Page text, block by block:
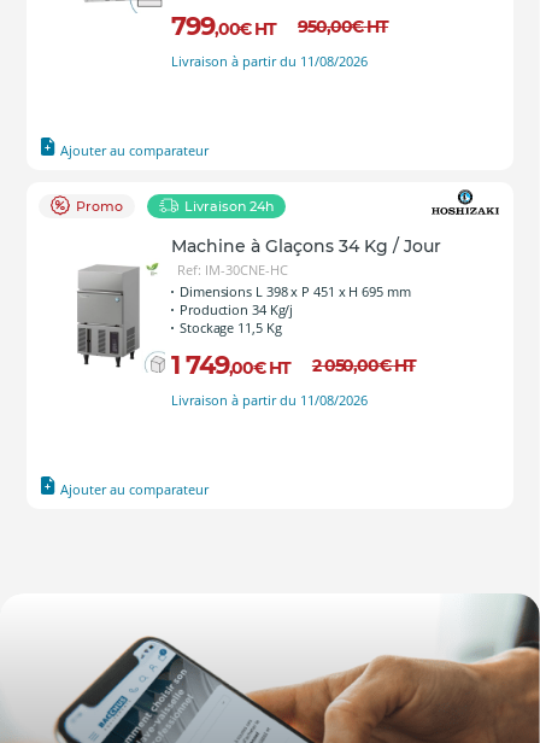
799,00€ HT 950,00€HT
Livraison à partir du 11/08/2026
Ajouter au comparateur
Promo Livraison 24h
Machine à Glaçons 34 Kg / Jour
Ref: IM-30CNE-HC
Dimensions L 398 x P 451 x H 695 mm
Production 34 Kg/j
Stockage 11,5 Kg
1 749,00€ HT 2 050,00€HT
Livraison à partir du 11/08/2026
Ajouter au comparateur